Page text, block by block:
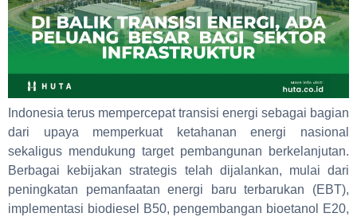
Indonesia terus mempercepat transisi energi sebagai bagian
dari upaya memperkuat ketahanan energi nasional
sekaligus mendukung target pembangunan berkelanjutan.
Berbagai kebijakan strategis telah dijalankan, mulai dari
peningkatan pemanfaatan energi baru terbarukan (EBT),
implementasi biodiesel B50, pengembangan bioetanol E20,